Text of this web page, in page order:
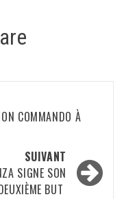
COMMANDO À
SUIVANT
SIGNE SON
BUT